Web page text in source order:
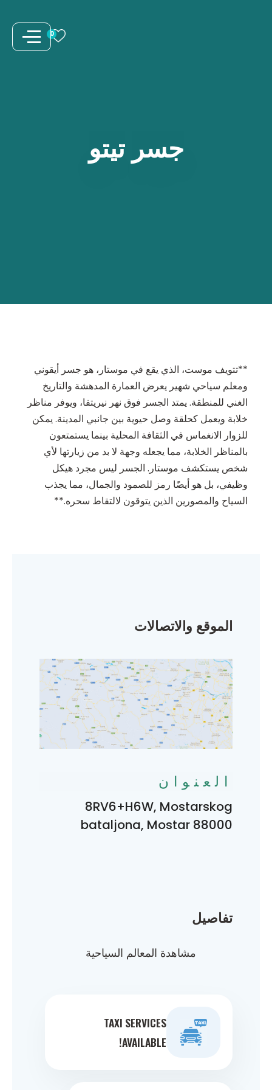
0
جسر تيتو
**تتويف موست، الذي يقع في موستار، هو جسر أيقوني
ومعلم سياحي شهير يعرض العمارة المدهشة والتاريخ
الغني للمنطقة. يمتد الجسر فوق نهر نيريتفا، ويوفر مناظر
خلابة ويعمل كحلقة وصل حيوية بين جانبي المدينة. يمكن
للزوار الانغماس في الثقافة المحلية بينما يستمتعون
بالمناظر الخلابة، مما يجعله وجهة لا بد من زيارتها لأي
شخص يستكشف موستار. الجسر ليس مجرد هيكل
وظيفي، بل هو أيضًا رمز للصمود والجمال، مما يجذب
السياح والمصورين الذين يتوقون لالتقاط سحره.**
تفاصيل
مشاهدة المعالم السياحية
TAXI SERVICES
AVAILABLE!
الموقع والاتصالات
العنوان
8RV6+H6W, Mostarskog
bataljona, Mostar 88000